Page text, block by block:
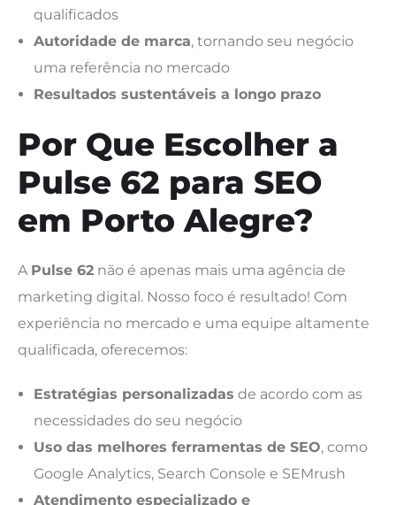
qualificados
Autoridade de marca, tornando seu negócio
uma referência no mercado
Resultados sustentáveis a longo prazo
Por Que Escolher a
Pulse 62 para SEO
em Porto Alegre?
A Pulse 62 não é apenas mais uma agência de
marketing digital. Nosso foco é resultado! Com
experiência no mercado e uma equipe altamente
qualificada, oferecemos:
Estratégias personalizadas de acordo com as
necessidades do seu negócio
Uso das melhores ferramentas de SEO, como
Google Analytics, Search Console e SEMrush
Atendimento especializado e